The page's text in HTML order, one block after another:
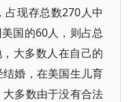
现存总数270人中
国的60人，则占总
大多数人在自己的
婚，在美国生儿育
多数由于没有合法